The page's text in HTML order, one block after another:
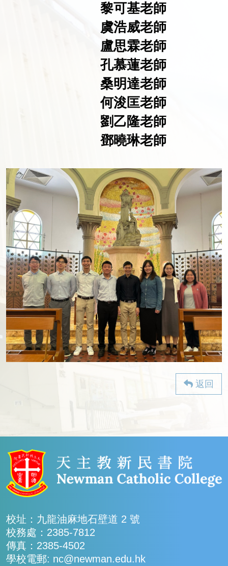
黎可基老師
虞浩威老師
盧思霖老師
孔慕蓮老師
桑明達老師
何浚匡老師
劉乙隆老師
鄧曉琳老師
返回
校址：九龍油麻地石壁道 2 號
校務處：2385-7812
傳真：2385-4502
學校電郵: nc@newman.edu.hk